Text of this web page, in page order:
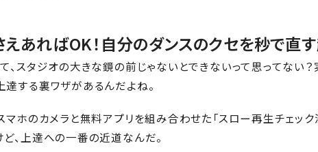
あればOK！自分のダンスのクセを秒で直
、スタジオの大きな鏡の前じゃないとできないって思ってない
する裏ワザがあるんだよね。
マホのカメラと無料アプリを組み合わせた「スロー再生チェッ
、上達への一番の近道なんだ。